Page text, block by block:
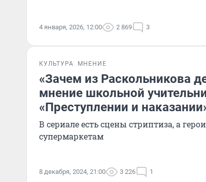
4 января, 2026, 12:00 2 869 3
КУЛЬТУРА МНЕНИЕ
«Зачем из Раскольникова
мнение школьной
«Преступлении и
В сериале есть сцены стриптиза, а
супермаркетам
8 декабря, 2024, 21:00 3 226 1